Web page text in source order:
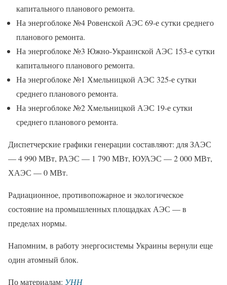
капитального планового ремонта.
На энергоблоке №4 Ровенской АЭС 69-е сутки среднего
планового ремонта.
На энергоблоке №3 Южно-Украинской АЭС 153-е сутки
капитального планового ремонта.
На энергоблоке №1 Хмельницкой АЭС 325-е сутки
среднего планового ремонта.
На энергоблоке №2 Хмельницкой АЭС 19-е сутки
среднего планового ремонта.
Диспетчерские графики генерации составляют: для ЗАЭС
— 4 990 МВт, РАЭС — 1 790 МВт, ЮУАЭС — 2 000 МВт,
ХАЭС — 0 МВт.
Радиационное, противопожарное и экологическое
состояние на промышленных площадках АЭС — в
пределах нормы.
Напомним, в работу энергосистемы Украины вернули еще
один атомный блок.
По материалам: УНН